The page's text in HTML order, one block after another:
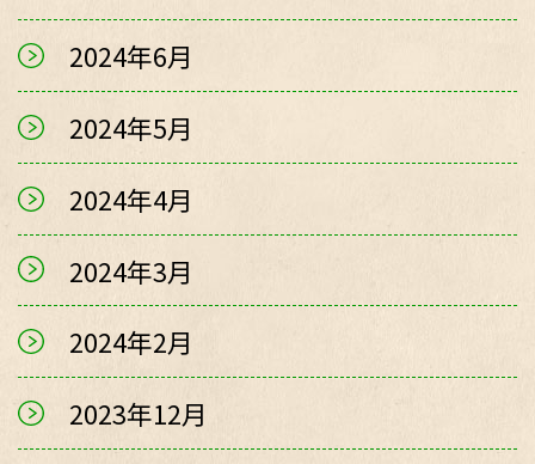
2024年6月
2024年5月
2024年4月
2024年3月
2024年2月
2023年12月